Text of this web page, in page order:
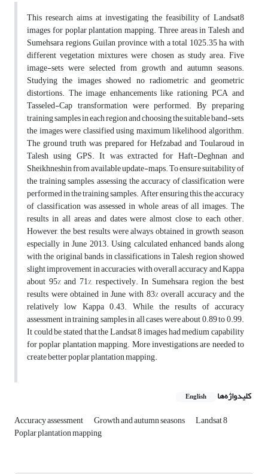
This research aims at investigating the feasibility of Landsat8
images for poplar plantation mapping. Three areas in Talesh and
Sumehsara regions, Guilan province, with a total 1025.35 ha with
different vegetation mixtures were chosen as study area. Five
image-sets were selected from growth and autumn seasons.
Studying the images showed no radiometric and geometric
distortions. The image enhancements like rationing, PCA and
Tasseled-Cap transformation were performed. By preparing
training samples in each region and choosing the suitable band-sets,
the images were classified using maximum likelihood algorithm.
The ground truth was prepared for Hefzabad and Toularoud in
Talesh using GPS. It was extracted for Haft-Deghnan and
Sheikhneshin from available update-maps. To ensure suitability of
the training samples, assessing the accuracy of classification were
performed in the training samples. After ensuring this, the accuracy
of classification was assessed in whole areas of all images. The
results in all areas and dates were almost close to each other.
However, the best results were always obtained in growth season,
especially in June 2013. Using calculated enhanced bands along
with the original bands in classifications in Talesh region showed
slight improvement in accuracies, with overall accuracy and Kappa
about 95% and 71%, respectively. In Sumehsara region, the best
results were obtained in June with 83% overall accuracy and the
relatively low Kappa 0.43. While, the results of accuracy
assessment in training samples in all cases were about 0.89 to 0.99.
It could be stated that the Landsat 8 images had medium capability
for poplar plantation mapping. More investigations are needed to
create better poplar plantation mapping.
کلیدواژه‌ها English
Accuracy assessment Growth and autumn seasons Landsat 8
Poplar plantation mapping